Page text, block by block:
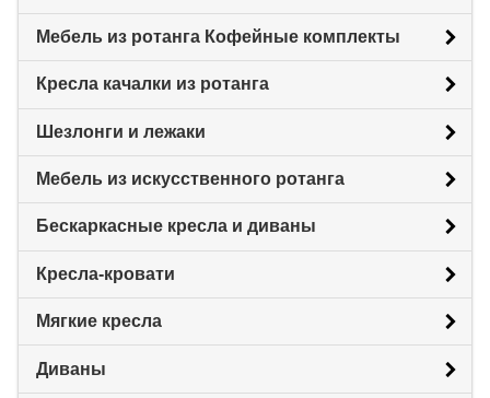
Мебель из ротанга Кофейные комплекты
Кресла качалки из ротанга
Шезлонги и лежаки
Мебель из искусственного ротанга
Бескаркасные кресла и диваны
Кресла-кровати
Мягкие кресла
Диваны